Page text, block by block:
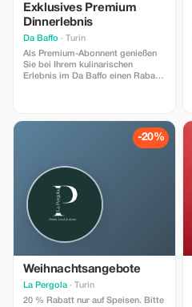
Exklusives Premium
Dinnerlebnis
Da Baffo · Turin
Als Premium-Abonnent genießen
Sie bei Ihrem kulinarischen
Erlebnis im Da Baffo einen Rabatt
Geld! Verkostungsmenü – 60€
(nach Anwendung des Rabatts von
20%: 48€) Eine vom Küchenchef
Reise mit folgenden Gerichten: *
Auswahl an Vorspeisen *
Hauptspeisen * Hauptgerichte
-20%
Weihnachtsangebote
La Pergola · Turin
20 % Rabatt nur auf Speisen. Bitte